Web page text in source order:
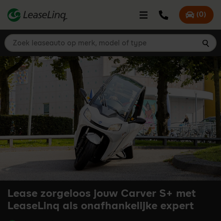
Bel LeaseLinq
Mijn
(0)
Zoek leaseauto op merk, model of type
Lease zorgeloos jouw Carver S+ met
LeaseLinq als onafhankelijke expert